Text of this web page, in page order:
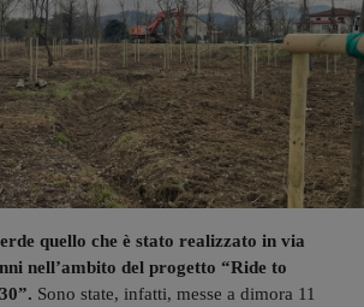
quello che è stato realizzato in via
nell’ambito del progetto “Ride to
Sono state, infatti, messe a dimora 11